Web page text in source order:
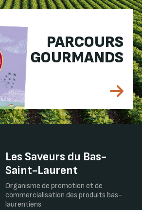
PARCOURS
GOURMANDS
Les Saveurs du Bas-
Saint-Laurent
Organisme de promotion et de
commercialisation des produits bas-
laurentiens